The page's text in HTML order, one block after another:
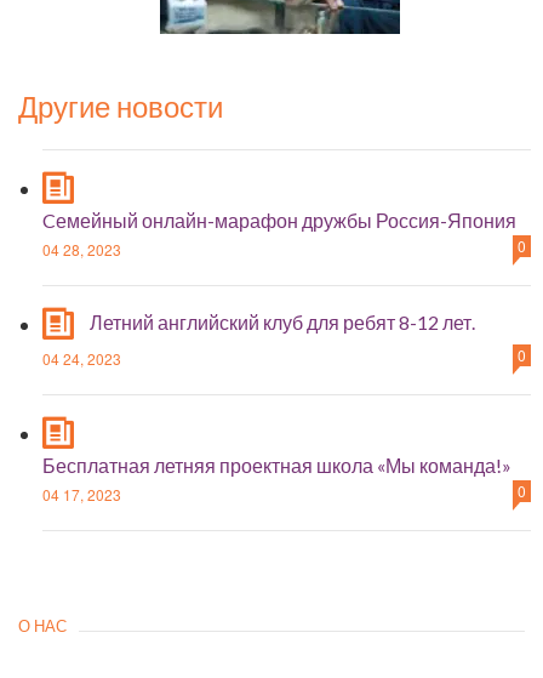
Другие новости
Cемейный онлайн-марафон дружбы Россия-Япония
04 28, 2023 0
Летний английский клуб для ребят 8-12 лет.
04 24, 2023 0
Бесплатная летняя проектная школа «Мы команда!»
04 17, 2023 0
О НАС